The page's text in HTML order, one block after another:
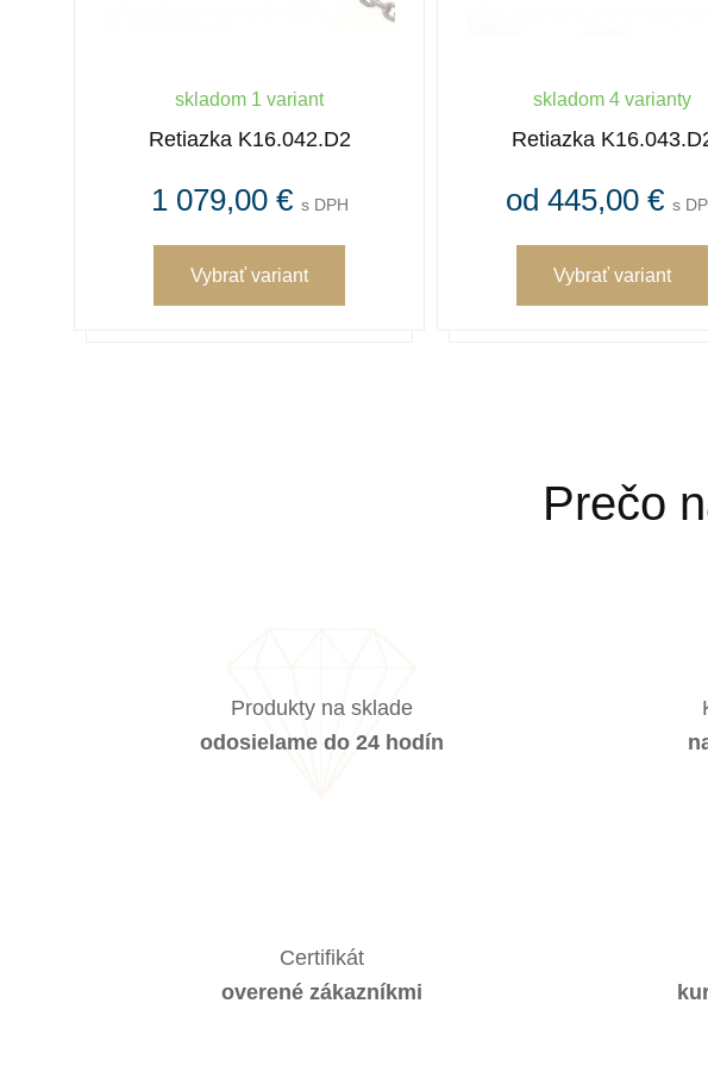
skladom 1 variant
Retiazka K16.042.D2
1 079,00 € s DPH
Vybrať variant
skladom 4 varianty
Retiazka
od 445,00 € s
Vybrať variant
Prečo
Produkty na sklade
odosielame do 24 hodín
Certifikát
overené zákazníkmi